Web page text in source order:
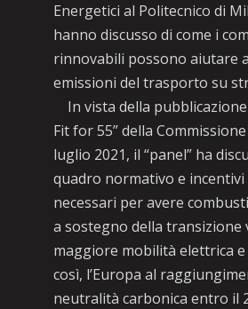
Energetici al Politecnico di
hanno discusso di come i
rinnovabili possono aiutare
emissioni del trasporto su
In vista della pubblicazione
Fit for 55” della
luglio 2021, il “panel” ha
quadro normativo e incentivi
necessari per avere
a sostegno della transizione
maggiore mobilità elettrica e
così, l’Europa al
neutralità carbonica entro il